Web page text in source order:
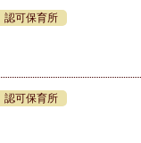
認可保育所
認可保育所